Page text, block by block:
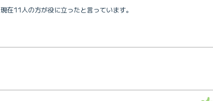
現在11人の方が役に立ったと言っています。